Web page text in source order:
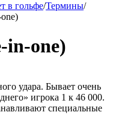
в гольфе/Термины/
in-one)
удара. Бывает очень
игрока 1 к 46 000.
специальные